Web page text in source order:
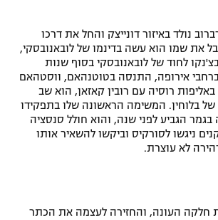
נולד באיזור דונייצק והחל את דרכו
את שמו הוא עשה בדינמו של לובאנובסקי,
לחוד של לובאנובסקי בסוף שנות
ברחבי אירופה, התנסה בטוטנהאם, ווסטהאם
רוסיה עם רובין קאזאן, הוא שב
של בלוחין. המשימה הראשונה שלו בתפקידו
הגביע לפני שנה, והוא חולל סנסציה
1:2. השחקנים ניגשו לסורקיס וביקשו להשאיר אותו
לא עוצרת.
חלקה העונה, והחזירה לעצמה את הכתר